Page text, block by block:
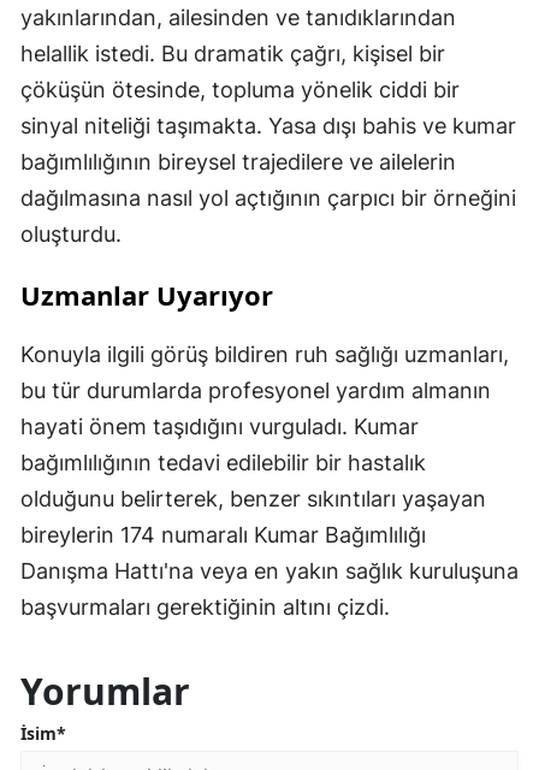
yakınlarından, ailesinden ve tanıdıklarından
helallik istedi. Bu dramatik çağrı, kişisel bir
çöküşün ötesinde, topluma yönelik ciddi bir
sinyal niteliği taşımakta. Yasa dışı bahis ve kumar
bağımlılığının bireysel trajedilere ve ailelerin
dağılmasına nasıl yol açtığının çarpıcı bir örneğini
oluşturdu.
Uzmanlar Uyarıyor
Konuyla ilgili görüş bildiren ruh sağlığı uzmanları,
bu tür durumlarda profesyonel yardım almanın
hayati önem taşıdığını vurguladı. Kumar
bağımlılığının tedavi edilebilir bir hastalık
olduğunu belirterek, benzer sıkıntıları yaşayan
bireylerin 174 numaralı Kumar Bağımlılığı
Danışma Hattı'na veya en yakın sağlık kuruluşuna
başvurmaları gerektiğinin altını çizdi.
Yorumlar
İsim*